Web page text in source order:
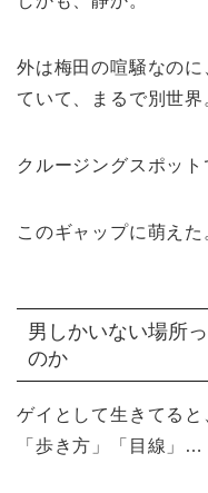
外は梅田の喧騒なの
ていて、まるで別世界
クルージングスポット
このギャップに萌えた
男しかいない場所
のか
ゲイとして生きてると
「歩き方」「目線」…